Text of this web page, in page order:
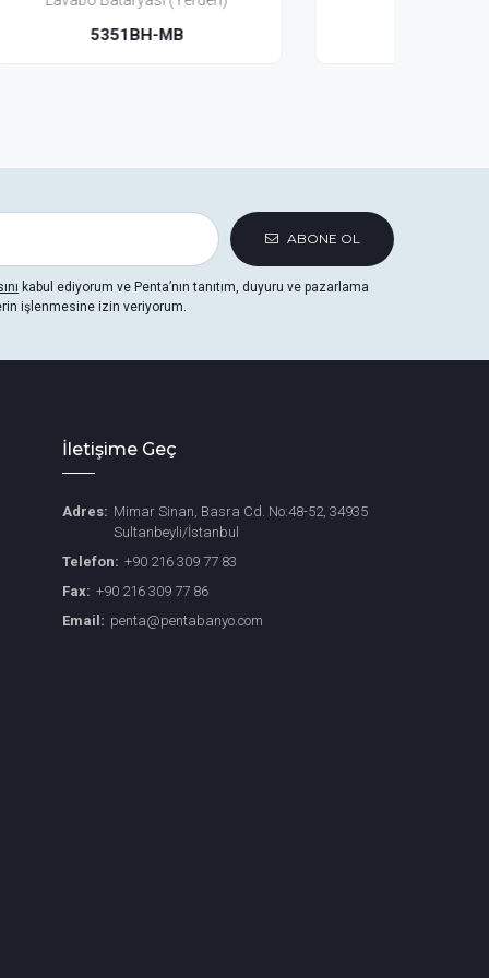
ABONE OL
kabul ediyorum ve Penta’nın tanıtım, duyuru ve pazarlama
işlenmesine izin veriyorum.
İletişime Geç
Adres: Mimar Sinan, Basra Cd. No:48-52, 34935
Sultanbeyli/İstanbul
Telefon: +90 216 309 77 83
Fax: +90 216 309 77 86
Email: penta@pentabanyo.com